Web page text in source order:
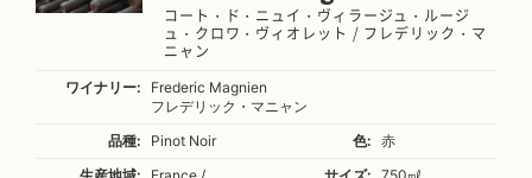
コート・ド・ニュイ・ヴィラージュ・ルージ
ュ・クロワ・ヴィオレット / フレデリック・マ
ニャン
ワイナリー:
Frederic Magnien
フレデリック・マニャン
品種:
Pinot Noir 色:
赤